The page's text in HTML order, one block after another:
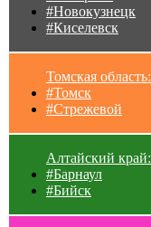
#Новокузнецк
#Киселевск
Томская область:
#Томск
#Стрежевой
Алтайский край:
#Барнаул
#Бийск